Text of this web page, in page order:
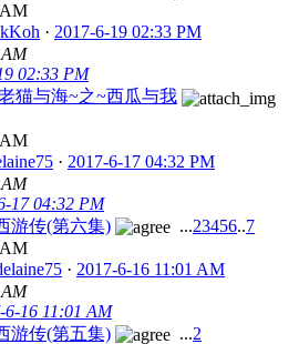
· 2017-6-19 02:33 PM
02:33 PM
猫与海~之~西瓜与我
· 2017-6-17 04:32 PM
17 04:32 PM
游传(第六集)
...23456..7
· 2017-6-16 11:01 AM
6-16 11:01 AM
游传(第五集)
...2